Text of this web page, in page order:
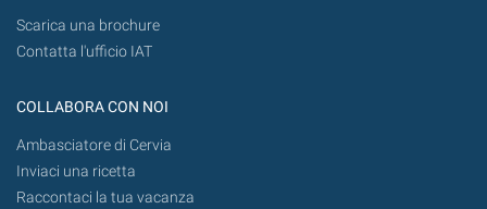
Scarica una brochure
Contatta l'ufficio IAT
COLLABORA CON NOI
Ambasciatore di Cervia
Inviaci una ricetta
Raccontaci la tua vacanza